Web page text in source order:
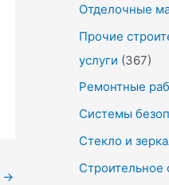
→
Отделочные
Прочие
услуги (367)
Ремонтные
Системы
Стекло и
Строительное